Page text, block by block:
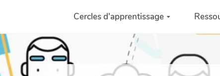
Aller au contenu principalCercles d'apprentissage